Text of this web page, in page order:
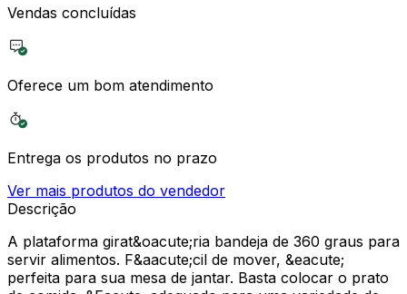
Vendas concluídas
Oferece um bom atendimento
Entrega os produtos no prazo
Ver mais produtos do vendedor
Descrição
A plataforma girat&oacute;ria bandeja de 360 graus para
servir alimentos. F&aacute;cil de mover, &eacute;
perfeita para sua mesa de jantar. Basta colocar o prato